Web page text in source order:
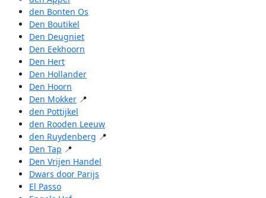
den Bonten Os
Den Boutikel
Den Deugniet
Den Eekhoorn
Den Hert
Den Hollander
Den Hoorn
Den Mokker 📍
den Pottijkel
den Rooden Leeuw
den Ruydenberg 📍
Den Tap 📍
Den Vrijen Handel
Dwars door Parijs
El Passo